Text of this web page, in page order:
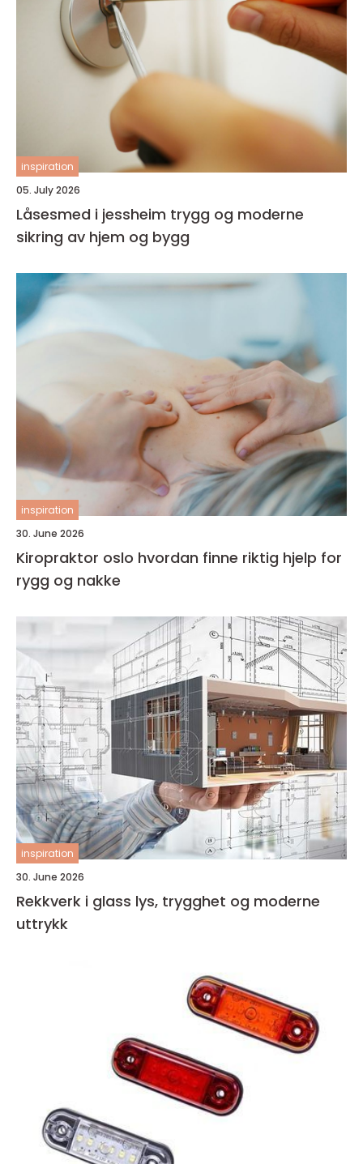
inspiration
05. July 2026
Låsesmed i jessheim trygg og moderne
sikring av hjem og bygg
inspiration
30. June 2026
Kiropraktor oslo hvordan finne riktig hjelp for
rygg og nakke
inspiration
30. June 2026
Rekkverk i glass lys, trygghet og moderne
uttrykk